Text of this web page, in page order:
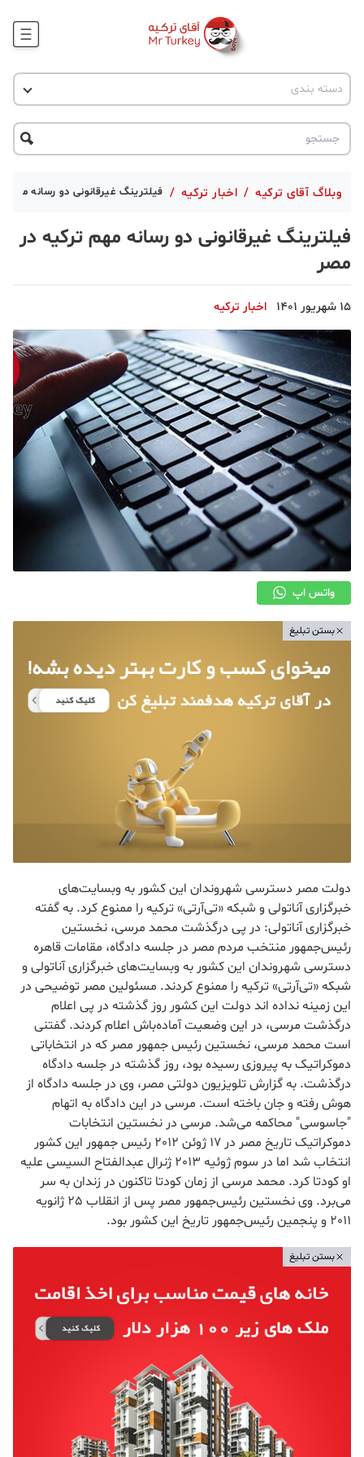
وبلاگ
جاذبه گردشگری
دسته بندی
اخبار ترکیه
پروژه ها
تحصیل در ترکیه
ترکیه گردی
قبرس
وبلاگ آقای ترکیه / اخبار ترکیه / فیلترینگ غیرقانونی دو رسانه مهم
فیلترینگ غیرقانونی دو رسانه مهم ترکیه در
مصر
15 شهریور 1401 اخبار ترکیه
واتس اپ
بستن تبلیغ
دولت مصر دسترسی شهروندان این کشور به وبسایت‌های
خبرگزاری آناتولی و شبکه «تی‌آر‌تی» ترکیه را ممنوع کرد. به گفته
خبرگزاری آناتولی: در پی درگذشت محمد مرسی، نخستین
رئیس‌جمهور منتخب مردم مصر در جلسه دادگاه، مقامات قاهره
دسترسی شهروندان این کشور به وبسایت‌های خبرگزاری آناتولی و
شبکه «تی‌آر‌تی» ترکیه را ممنوع کردند. مسئولین مصر توضیحی در
این زمینه نداده اند دولت این کشور روز گذشته در پی اعلام
درگذشت مرسی، در این وضعیت آماده‌باش اعلام کردند. گفتنی
است محمد مرسی، نخستین رئیس جمهور مصر که در انتخاباتی
دموکراتیک به پیروزی رسیده بود، روز گذشته در جلسه دادگاه
درگذشت. به گزارش تلویزیون دولتی مصر، وی در جلسه دادگاه از
هوش رفته و جان باخته است. مرسی در این دادگاه به اتهام
"جاسوسی" محاکمه می‌شد. مرسی در نخستین انتخابات
دموکراتیک تاریخ مصر در 17 ژوئن 2012 رئیس جمهور این کشور
انتخاب شد اما در سوم ژوئیه 2013 ژنرال عبدالفتاح السیسی علیه
او کودتا کرد. محمد مرسی از زمان کودتا تاکنون در زندان به سر
می‌برد. وی نخستین رئیس‌جمهور مصر پس از انقلاب 25 ژانویه
2011 و پنجمین رئیس‌جمهور تاریخ این کشور بود.
بستن تبلیغ